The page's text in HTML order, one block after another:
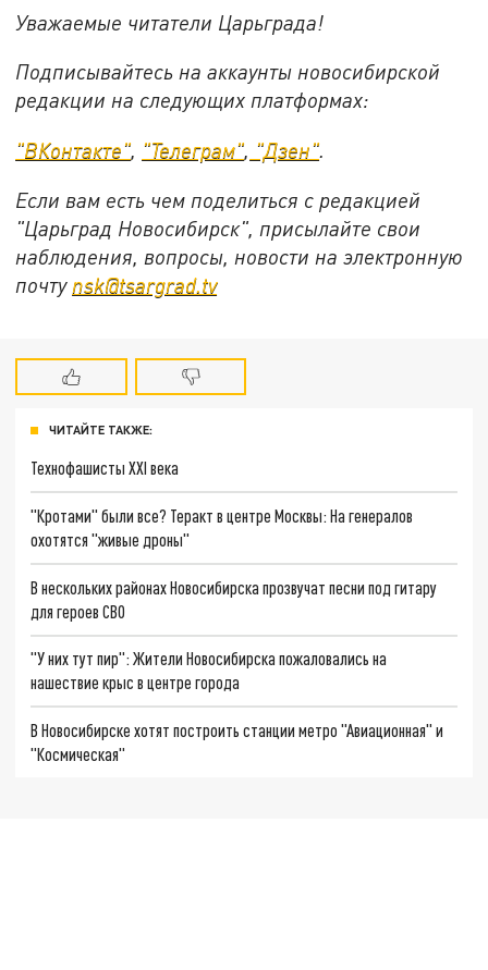
Уважаемые читатели Царьграда!
Подписывайтесь на аккаунты новосибирской
редакции на следующих платформах:
"ВКонтакте", "Телеграм", "Дзен".
Если вам есть чем поделиться с редакцией
"Царьград Новосибирск", присылайте свои
наблюдения, вопросы, новости на электронную
почту nsk@tsargrad.tv
ЧИТАЙТЕ ТАКЖЕ:
Технофашисты XXI века
"Кротами" были все? Теракт в центре Москвы: На генералов
охотятся "живые дроны"
В нескольких районах Новосибирска прозвучат песни под гитару
для героев СВО
"У них тут пир": Жители Новосибирска пожаловались на
нашествие крыс в центре города
В Новосибирске хотят построить станции метро "Авиационная" и
"Космическая"